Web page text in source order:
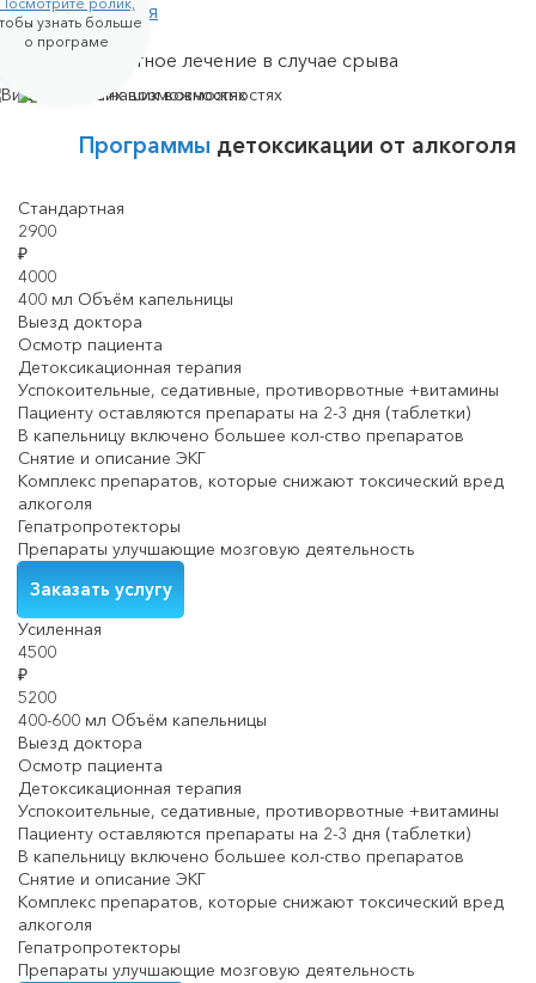
лицензия
Бесплатное лечение в случае срыва
узнать больше
о програме
Программы детоксикации от алкоголя
Стандартная
2900
₽
4000
400 мл Объём капельницы
Выезд доктора
Осмотр пациента
Детоксикационная терапия
Успокоительные, седативные, противорвотные +витамины
Пациенту оставляются препараты на 2-3 дня (таблетки)
В капельницу включено большее кол-ство препаратов
Снятие и описание ЭКГ
Комплекс препаратов, которые снижают токсический вред
алкоголя
Гепатропротекторы
Препараты улучшающие мозговую деятельность
Заказать услугу
Усиленная
4500
₽
5200
400-600 мл Объём капельницы
Выезд доктора
Осмотр пациента
Детоксикационная терапия
Успокоительные, седативные, противорвотные +витамины
Пациенту оставляются препараты на 2-3 дня (таблетки)
В капельницу включено большее кол-ство препаратов
Снятие и описание ЭКГ
Комплекс препаратов, которые снижают токсический вред
алкоголя
Гепатропротекторы
Препараты улучшающие мозговую деятельность